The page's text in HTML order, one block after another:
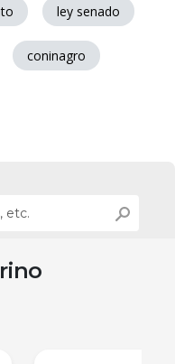
ley senado
coninagro